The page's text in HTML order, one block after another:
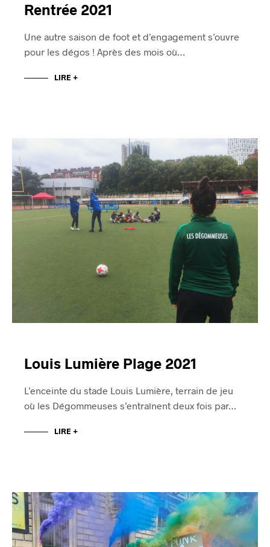
Rentrée 2021
Une autre saison de foot et d’engagement s’ouvre
pour les dégos ! Après des mois où…
LIRE +
Louis Lumière Plage 2021
L’enceinte du stade Louis Lumière, terrain de jeu
où les Dégommeuses s’entraînent deux fois par…
LIRE +